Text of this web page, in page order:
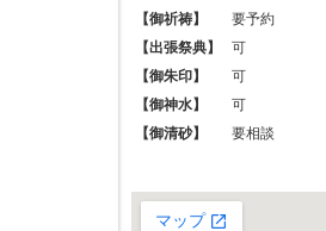
【御祈祷】
要予約
【出張祭典】
可
【御朱印】
可
【御神水】
可
【御清砂】
要相談